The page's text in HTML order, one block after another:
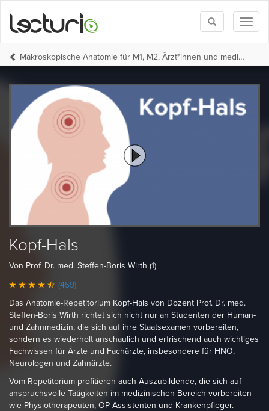
Toggle
search
Makroskopische Anatomie für M1, M2, Ärzt*innen und medizinische Auszubildende
Kopf-Hals
Von Prof. Dr. med. Steffen-Boris Wirth (1)
(459)
Das Anatomie-Repetitorium Kopf-Hals von Dozent Prof. Dr. med.
Steffen-Boris Wirth richtet sich nicht nur an Studenten der Human-
und Zahnmedizin, die sich auf ihre Staatsexamen vorbereiten,
sondern es wiederholt anschaulich und erfrischend auch wichtiges
Fachwissen für Ärzte und Fachärzte, insbesondere für HNO,
Neurologen und Zahnärzte.
Vom Repetitorium profitieren auch Auszubildende, die sich auf
anspruchsvolle Tätigkeiten im medizinischen Bereich vorbereiten
wie Physiotherapeuten, OP-Assistenten und Krankenpfleger.